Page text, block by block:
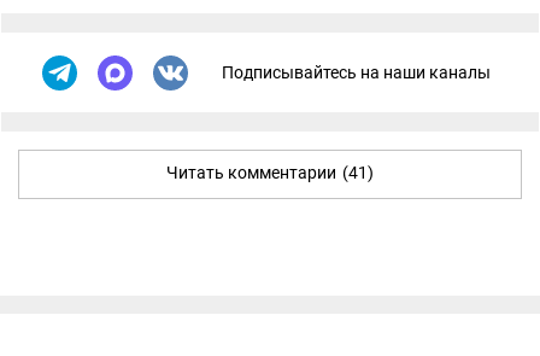
Подписывайтесь на наши каналы
Читать комментарии (41)